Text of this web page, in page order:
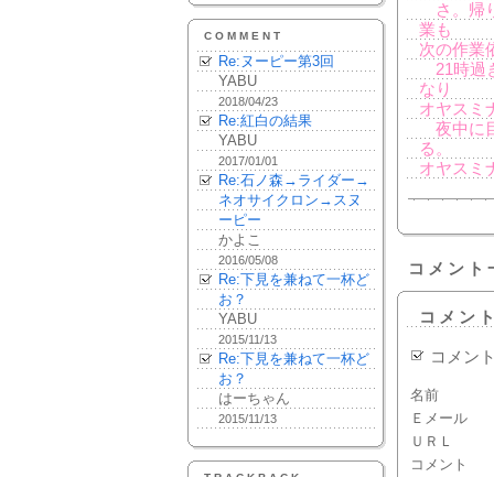
COMMENT
Re:ヌーピー第3回
YABU
2018/04/23
Re:紅白の結果
YABU
2017/01/01
Re:石ノ森→ライダー→
ネオサイクロン→スヌ
ーピー
かよこ
2016/05/08
Re:下見を兼ねて一杯ど
お？
YABU
2015/11/13
Re:下見を兼ねて一杯ど
お？
はーちゃん
2015/11/13
さ。帰
業も
次の作業
21時過
なり
オヤスミ
夜中に
る。
オヤスミ
コメント
コメン
コメン
名前
Ｅメール
ＵＲＬ
コメント